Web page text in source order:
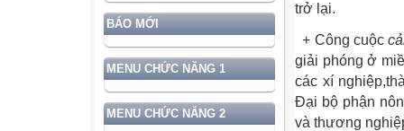
BÁO MỚI
MENU CHỨC NĂNG 1
MENU CHỨC NĂNG 2
trở lại.
+ Công cuộc
giải phóng ở
các xí
Đại bộ phận
và thương